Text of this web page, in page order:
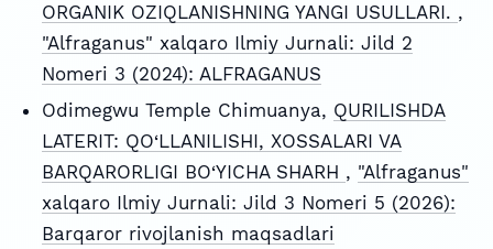
ORGANIK OZIQLANISHNING YANGI USULLARI. ,
"Alfraganus" xalqaro Ilmiy Jurnali: Jild 2
Nomeri 3 (2024): ALFRAGANUS
Odimegwu Temple Chimuanya, QURILISHDA
LATERIT: QO‘LLANILISHI, XOSSALARI VA
BARQARORLIGI BO‘YICHA SHARH , "Alfraganus"
xalqaro Ilmiy Jurnali: Jild 3 Nomeri 5 (2026):
Barqaror rivojlanish maqsadlari